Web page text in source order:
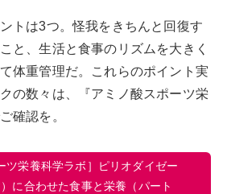
トは3つ。怪我をきちんと回復す
と、生活と食事のリズムを大きく
体重管理だ。これらのポイント実
の数々は、『アミノ酸スポーツ栄
確認を。
ツ栄養科学ラボ］ピリオダイゼー
に合わせた食事と栄養（パート